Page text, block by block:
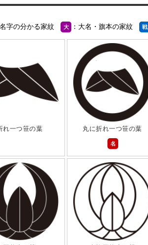
字の分かる家紋 大 ：大名・旗本の家紋 戦
れ一つ笹の葉
丸に折れ一つ笹の葉
名